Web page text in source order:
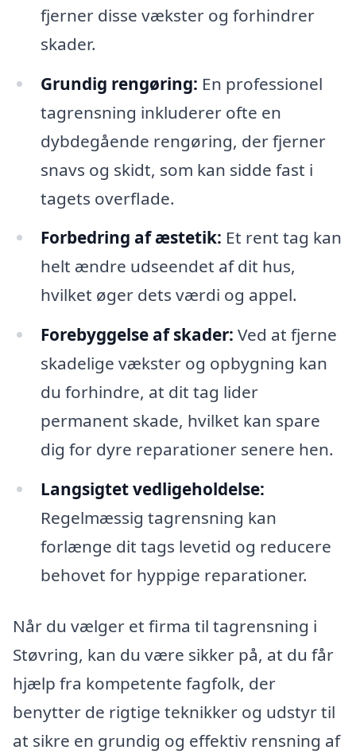
fjerner disse vækster og forhindrer
skader.
Grundig rengøring: En professionel
tagrensning inkluderer ofte en
dybdegående rengøring, der fjerner
snavs og skidt, som kan sidde fast i
tagets overflade.
Forbedring af æstetik: Et rent tag kan
helt ændre udseendet af dit hus,
hvilket øger dets værdi og appel.
Forebyggelse af skader: Ved at fjerne
skadelige vækster og opbygning kan
du forhindre, at dit tag lider
permanent skade, hvilket kan spare
dig for dyre reparationer senere hen.
Langsigtet vedligeholdelse:
Regelmæssig tagrensning kan
forlænge dit tags levetid og reducere
behovet for hyppige reparationer.
Når du vælger et firma til tagrensning i
Støvring, kan du være sikker på, at du får
hjælp fra kompetente fagfolk, der
benytter de rigtige teknikker og udstyr til
at sikre en grundig og effektiv rensning af